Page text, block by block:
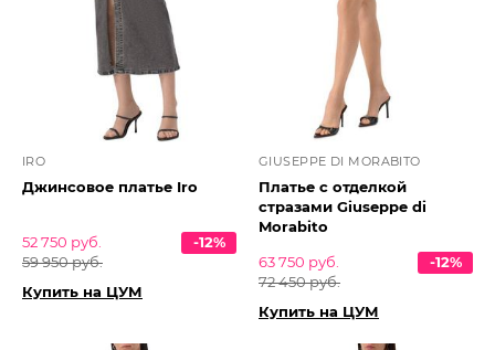
IRO
Джинсовое платье Iro
52 750 руб.
59 950 руб.
-12%
Купить на ЦУМ
GIUSEPPE DI MORABITO
Платье с отделкой
стразами Giuseppe di
Morabito
63 750 руб.
72 450 руб.
-12%
Купить на ЦУМ